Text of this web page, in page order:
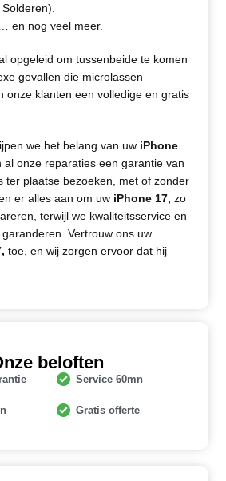
en nog veel meer.
opgeleid om tussenbeide te komen
gevallen die microlassen
onze klanten een volledige en gratis
we het belang van uw iPhone
al onze reparaties een garantie van
ter plaatse bezoeken, met of zonder
er alles aan om uw iPhone 17,zo
terwijl we kwaliteitsservice en
Vertrouw ons uw
toe, en wij zorgen ervoor dat hij
beloften
Service 60mn
Gratis offerte